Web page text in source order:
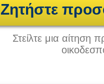
Ζητήστε
Στείλτε μια αίτηση